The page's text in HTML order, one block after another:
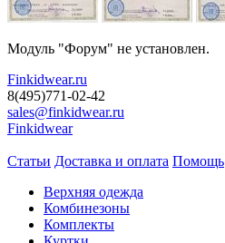
Модуль "Форум" не установлен.
Finkidwear.ru
8(495)771-02-42
sales@finkidwear.ru
Finkidwear
Статьи Доставка и оплата Помощь
Верхняя одежда
Комбинезоны
Комплекты